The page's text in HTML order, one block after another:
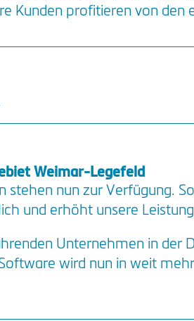
Kunden profitieren von den
Weimar-Legefeld
stehen nun zur Verfügung.
und erhöht unsere
Unternehmen in der
wird nun in weit